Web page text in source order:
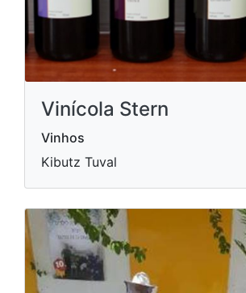
Vinícola Stern
Vinhos
Kibutz Tuval